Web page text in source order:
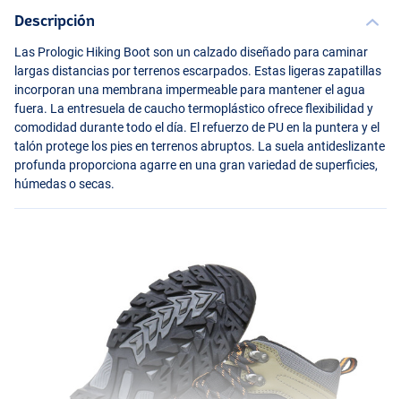
Descripción
Las Prologic Hiking Boot son un calzado diseñado para caminar
largas distancias por terrenos escarpados. Estas ligeras zapatillas
incorporan una membrana impermeable para mantener el agua
fuera. La entresuela de caucho termoplástico ofrece flexibilidad y
comodidad durante todo el día. El refuerzo de PU en la puntera y el
talón protege los pies en terrenos abruptos. La suela antideslizante
profunda proporciona agarre en una gran variedad de superficies,
húmedas o secas.